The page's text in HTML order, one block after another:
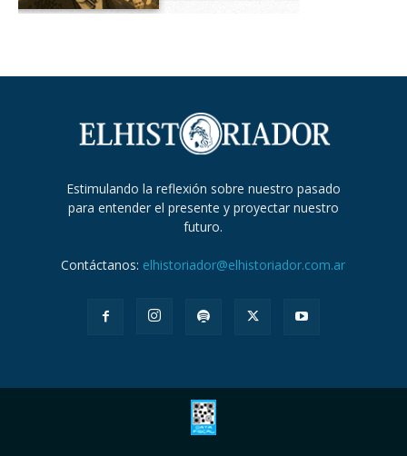
Estimulando la reflexión sobre nuestro pasado
para entender el presente y proyectar nuestro
futuro.
Contáctanos: elhistoriador@elhistoriador.com.ar